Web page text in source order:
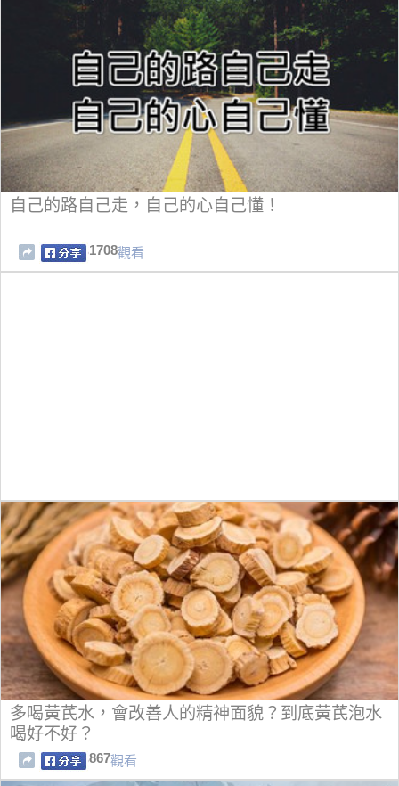
自己的路自己走，自己的心自己懂！
1708觀看
多喝黃芪水，會改善人的精神面貌？到底黃芪泡水
喝好不好？
867觀看